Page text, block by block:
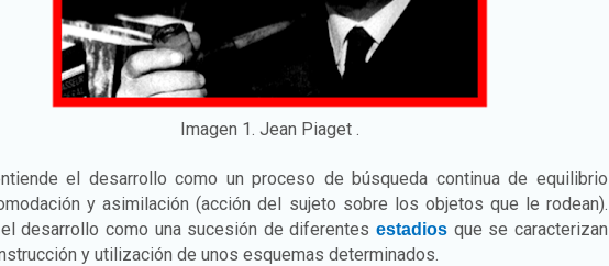
Imagen 1. Jean Piaget .
el desarrollo como un proceso de búsqueda continua de equilibrio
y asimilación (acción del sujeto sobre los objetos que le rodean).
desarrollo como una sucesión de diferentesestadios que se caracterizan
y utilización de unos esquemas determinados.